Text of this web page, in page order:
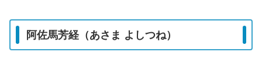
阿佐馬芳経（あさま よしつね）